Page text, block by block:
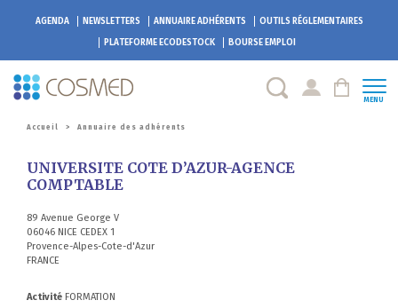
AGENDA NEWSLETTERS ANNUAIRE ADHÉRENTS
OUTILS RÉGLEMENTAIRES
PLATEFORMEECODESTOCK BOURSE EMPLOI
MENU
Accueil > Annuaire des adhérents
UNIVERSITE COTE D’AZUR-AGENCE
COMPTABLE
89 Avenue George V
06046 NICE CEDEX 1
Provence-Alpes-Cote-d'Azur
FRANCE
Activité FORMATION